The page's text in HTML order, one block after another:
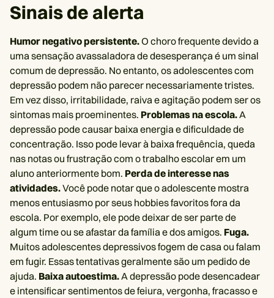
Sinais de alerta
Humor negativo persistente.O choro frequente devido a
uma sensação avassaladora de desesperança é um sinal
comum de depressão. No entanto, os adolescentes com
depressão podem não parecer necessariamente tristes.
Em vez disso, irritabilidade, raiva e agitação podem ser os
sintomas mais proeminentes. Problemas na escola.A
depressão pode causar baixa energia e dificuldade de
concentração. Isso pode levar à baixa frequência, queda
nas notas ou frustração com o trabalho escolar em um
aluno anteriormente bom. Perda de interesse nas
atividades.Você pode notar que o adolescente mostra
menos entusiasmo por seus hobbies favoritos fora da
escola. Por exemplo, ele pode deixar de ser parte de
algum time ou se afastar da família e dos amigos. Fuga.
Muitos adolescentes depressivos fogem de casa ou falam
em fugir. Essas tentativas geralmente são um pedido de
ajuda. Baixa autoestima.A depressão pode desencadear
e intensificar sentimentos de feiura, vergonha, fracasso e